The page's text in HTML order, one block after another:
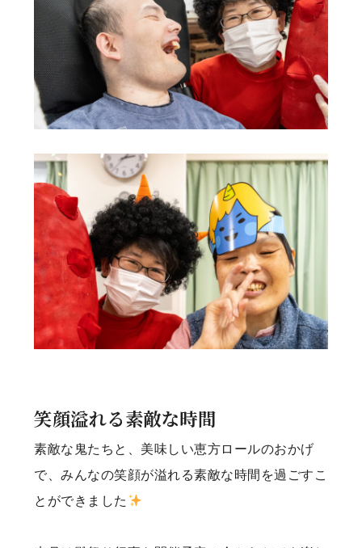
笑顔溢れる素敵な時間
素敵な鬼たちと、美味しい恵方ロールのおかげ
で、みんなの笑顔が溢れる素敵な時間を過ごすこ
とができました